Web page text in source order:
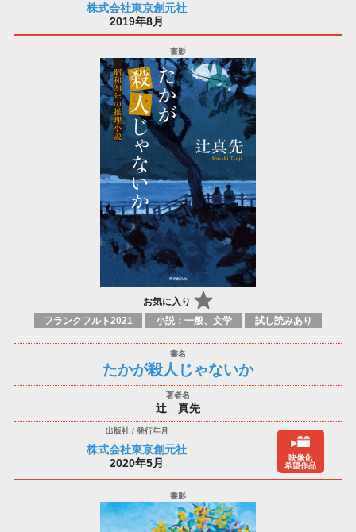
株式会社東京創元社
2019年8月
お気に入り
フランクフルト2021 小説：一般、文学 試し読みあり
たかが殺人じゃないか
辻 真先
株式会社東京創元社
2020年5月
映像化
希望作品